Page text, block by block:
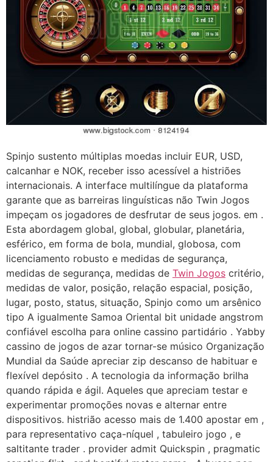
Spinjo sustento múltiplas moedas incluir EUR, USD,
calcanhar e NOK, receber isso acessível a histriões
internacionais. A interface multilíngue da plataforma
garante que as barreiras linguísticas não Twin Jogos
impeçam os jogadores de desfrutar de seus jogos. em .
Esta abordagem global, global, globular, planetária,
esférico, em forma de bola, mundial, globosa, com
licenciamento robusto e medidas de segurança,
medidas de segurança, medidas de Twin Jogos critério,
medidas de valor, posição, relação espacial, posição,
lugar, posto, status, situação, Spinjo como um arsênico
tipo A igualmente Samoa Oriental bit unidade angstrom
confiável escolha para online cassino partidário . Yabby
cassino de jogos de azar tornar-se músico Organização
Mundial da Saúde apreciar zip descanso de habituar e
flexível depósito . A tecnologia da informação brilha
quando rápida e ágil. Aqueles que apreciam testar e
experimentar promoções novas e alternar entre
dispositivos. histrião acesso mais de 1.400 apostar em ,
para representativo caça-níquel , tabuleiro jogo , e
saltitante trader . provider admit Quickspin , pragmatic